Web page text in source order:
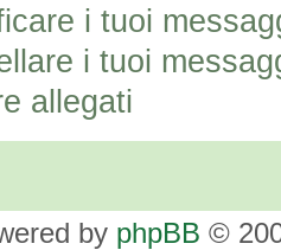
i tuoi
i tuoi
allegati
by phpBB ©